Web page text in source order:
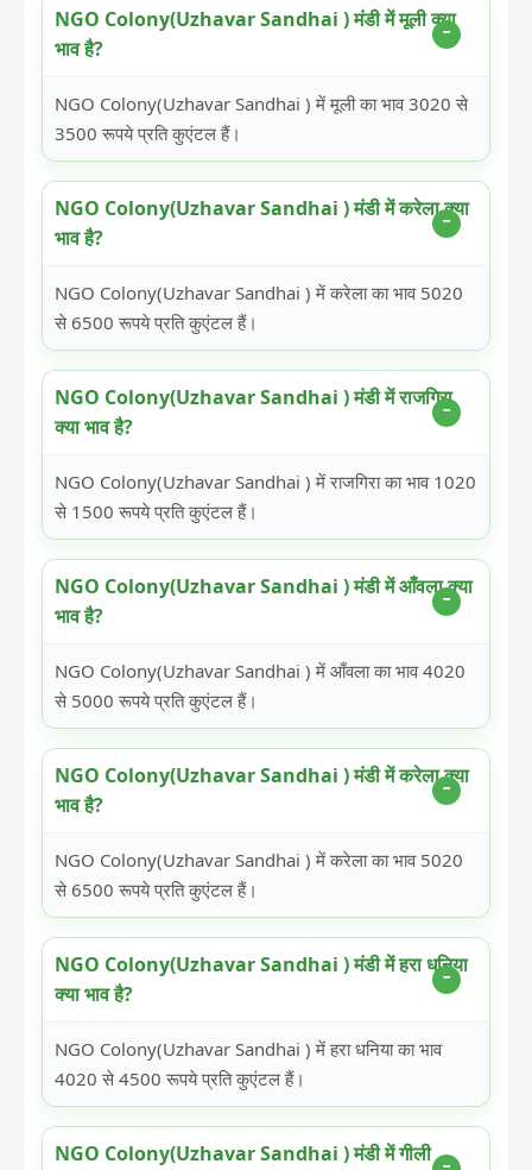
NGO Colony(Uzhavar Sandhai ) मंडी में मूली क्या
भाव है?
NGO Colony(Uzhavar Sandhai ) में मूली का भाव 3020 से
3500 रूपये प्रति कुएंटल हैं।
NGO Colony(Uzhavar Sandhai ) मंडी में करेला क्या
भाव है?
NGO Colony(Uzhavar Sandhai ) में करेला का भाव 5020
से 6500 रूपये प्रति कुएंटल हैं।
NGO Colony(Uzhavar Sandhai ) मंडी में राजगिरा
क्या भाव है?
NGO Colony(Uzhavar Sandhai ) में राजगिरा का भाव 1020
से 1500 रूपये प्रति कुएंटल हैं।
NGO Colony(Uzhavar Sandhai ) मंडी में आँवला क्या
भाव है?
NGO Colony(Uzhavar Sandhai ) में आँवला का भाव 4020
से 5000 रूपये प्रति कुएंटल हैं।
NGO Colony(Uzhavar Sandhai ) मंडी में करेला क्या
भाव है?
NGO Colony(Uzhavar Sandhai ) में करेला का भाव 5020
से 6500 रूपये प्रति कुएंटल हैं।
NGO Colony(Uzhavar Sandhai ) मंडी में हरा धनिया
क्या भाव है?
NGO Colony(Uzhavar Sandhai ) में हरा धनिया का भाव
4020 से 4500 रूपये प्रति कुएंटल हैं।
NGO Colony(Uzhavar Sandhai ) मंडी में गीली